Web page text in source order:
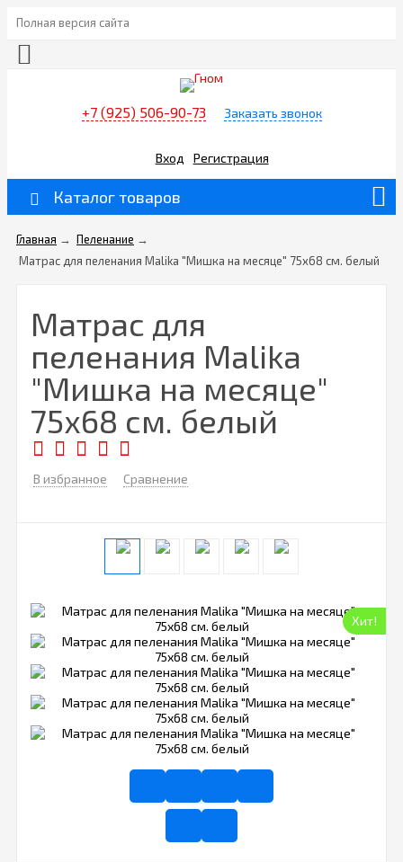
Полная версия сайта
+7 (925) 506-90-73 Заказать звонок
Вход Регистрация
Каталог товаров
Главная → Пеленание →
Матрас для пеленания Malika "Мишка на месяце" 75х68 см. белый
Матрас для
пеленания Malika
"Мишка на месяце"
75х68 см. белый
В избранное Сравнение
Хит!